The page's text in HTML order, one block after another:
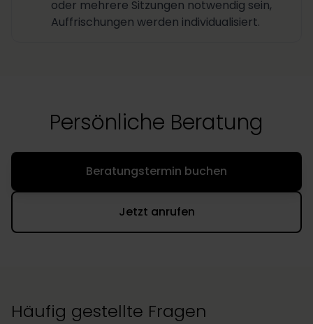
oder mehrere Sitzungen notwendig sein,
Auffrischungen werden individualisiert.
Persönliche Beratung
Beratungstermin buchen
Jetzt anrufen
Häufig gestellte Fragen